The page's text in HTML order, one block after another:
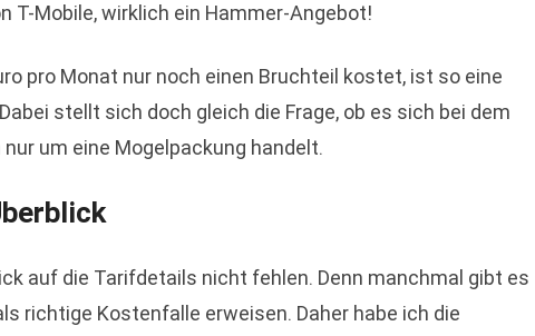
T-Mobile, wirklich ein Hammer-Angebot!
pro Monat nur noch einen Bruchteil kostet, ist so eine
stellt sich doch gleich die Frage, ob es sich bei dem
um eine Mogelpackung handelt.
auf die Tarifdetails nicht fehlen. Denn manchmal gibt es
richtige Kostenfalle erweisen. Daher habe ich die